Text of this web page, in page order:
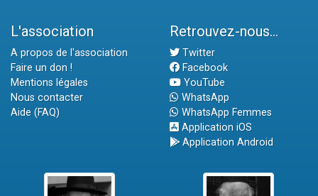
L'association
A propos de l'association
Faire un don !
Mentions légales
Nous contacter
Aide (FAQ)
Retrouvez-nous...
Twitter
Facebook
YouTube
WhatsApp
WhatsApp Femmes
Application iOS
Application Android